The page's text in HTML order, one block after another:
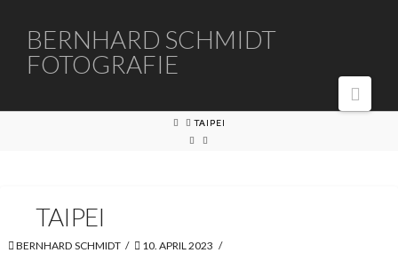
BERNHARD
SCHMIDT
FOTOGRAFIE
BERNHARD SCHMIDT
FOTOGRAFIE
HOMETAIPEI
TAIPEI
BERNHARD SCHMIDT 10. APRIL 2023